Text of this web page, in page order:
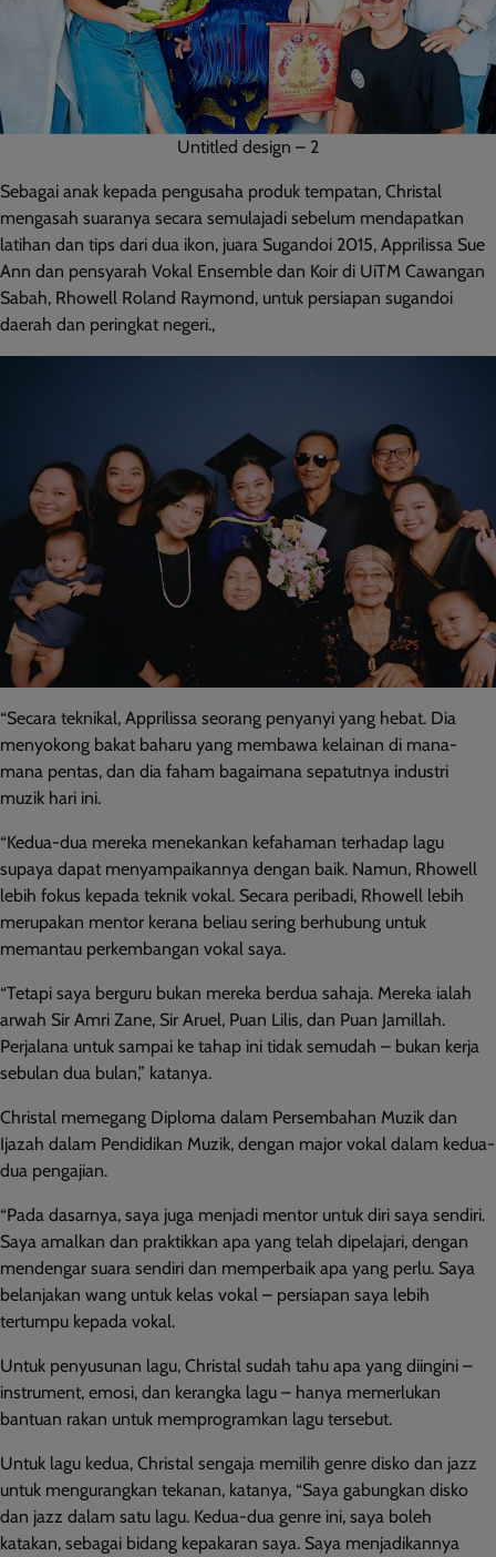
Untitled design – 2
Sebagai anak kepada pengusaha produk tempatan, Christal
mengasah suaranya secara semulajadi sebelum mendapatkan
latihan dan tips dari dua ikon, juara Sugandoi 2015, Apprilissa Sue
Ann dan pensyarah Vokal Ensemble dan Koir di UiTM Cawangan
Sabah, Rhowell Roland Raymond, untuk persiapan sugandoi
daerah dan peringkat negeri.,
“Secara teknikal, Apprilissa seorang penyanyi yang hebat. Dia
menyokong bakat baharu yang membawa kelainan di mana-
mana pentas, dan dia faham bagaimana sepatutnya industri
muzik hari ini.
“Kedua-dua mereka menekankan kefahaman terhadap lagu
supaya dapat menyampaikannya dengan baik. Namun, Rhowell
lebih fokus kepada teknik vokal. Secara peribadi, Rhowell lebih
merupakan mentor kerana beliau sering berhubung untuk
memantau perkembangan vokal saya.
“Tetapi saya berguru bukan mereka berdua sahaja. Mereka ialah
arwah Sir Amri Zane, Sir Aruel, Puan Lilis, dan Puan Jamillah.
Perjalana untuk sampai ke tahap ini tidak semudah – bukan kerja
sebulan dua bulan,” katanya.
Christal memegang Diploma dalam Persembahan Muzik dan
Ijazah dalam Pendidikan Muzik, dengan major vokal dalam kedua-
dua pengajian.
“Pada dasarnya, saya juga menjadi mentor untuk diri saya sendiri.
Saya amalkan dan praktikkan apa yang telah dipelajari, dengan
mendengar suara sendiri dan memperbaik apa yang perlu. Saya
belanjakan wang untuk kelas vokal – persiapan saya lebih
tertumpu kepada vokal.
Untuk penyusunan lagu, Christal sudah tahu apa yang diingini –
instrument, emosi, dan kerangka lagu – hanya memerlukan
bantuan rakan untuk memprogramkan lagu tersebut.
Untuk lagu kedua, Christal sengaja memilih genre disko dan jazz
untuk mengurangkan tekanan, katanya, “Saya gabungkan disko
dan jazz dalam satu lagu. Kedua-dua genre ini, saya boleh
katakan, sebagai bidang kepakaran saya. Saya menjadikannya